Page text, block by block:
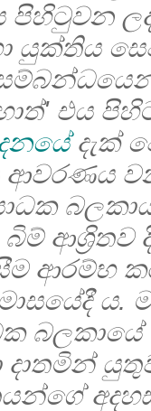
පිහිටුවන
යුක්තිය
එය
දැක්
ආශ්‍රිතව
ආරම්භ
ය.
දාතමින්